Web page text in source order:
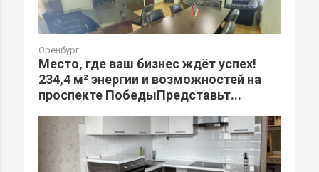
Оренбург
Место, где ваш бизнес ждёт успех!
234,4 м² энергии и возможностей на
проспекте ПобедыПредставьт...